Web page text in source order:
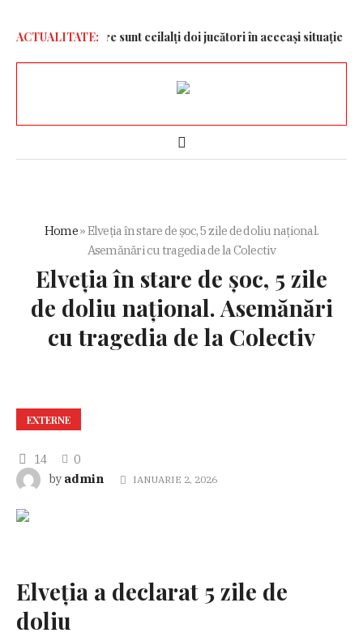
ACTUALITATE:
Dinamo și care sunt ceilalți doi jucători în aceeași situație
Home»Elveția în stare de șoc, 5 zile de doliu național.
Asemănări cu tragedia de la Colectiv
Elveția în stare de șoc, 5 zile
de doliu național. Asemănări
cu tragedia de la Colectiv
EXTERNE
14
0
by admin IANUARIE 2, 2026
Elveția a declarat 5 zile de
doliu